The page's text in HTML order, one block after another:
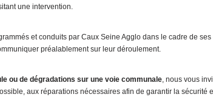
une intervention.
et conduits par Caux Seine Agglo dans le cadre de
préalablement sur leur déroulement.
ou de dégradations sur une voie communale, nous vous
aux réparations nécessaires afin de garantir la